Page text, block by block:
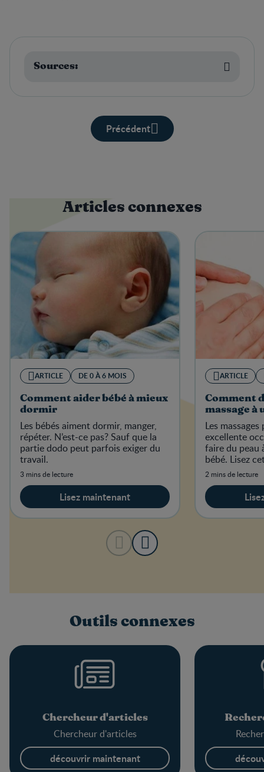
Sources:
Précédent
Articles connexes
ARTICLE DE 0 À 6 MOIS
Comment aider bébé à mieux
dormir
Les bébés aiment dormir, manger,
répéter. N’est-ce pas? Sauf que la
partie dodo peut parfois exiger du
travail.
3 mins de lecture
Lisez maintenant
ARTICLE
Comment
massage à
Les
excellente
faire du peau
bébé. Lisez
savoir
2 mins de lecture
Outils connexes
Chercheur d'articles
Chercheur d'articles
découvrir maintenant